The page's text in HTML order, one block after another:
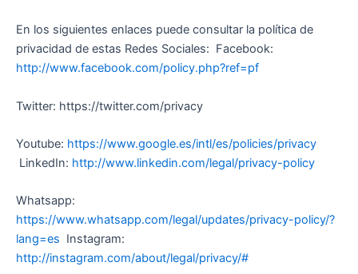
En los siguientes enlaces puede consultar la política de
privacidad de estas Redes Sociales: Facebook:
http://www.facebook.com/policy.php?ref=pf
Twitter: https://twitter.com/privacy
Youtube: https://www.google.es/intl/es/policies/privacy
LinkedIn: http://www.linkedin.com/legal/privacy-policy
Whatsapp:
https://www.whatsapp.com/legal/updates/privacy-policy/?
lang=es Instagram:
http://instagram.com/about/legal/privacy/#